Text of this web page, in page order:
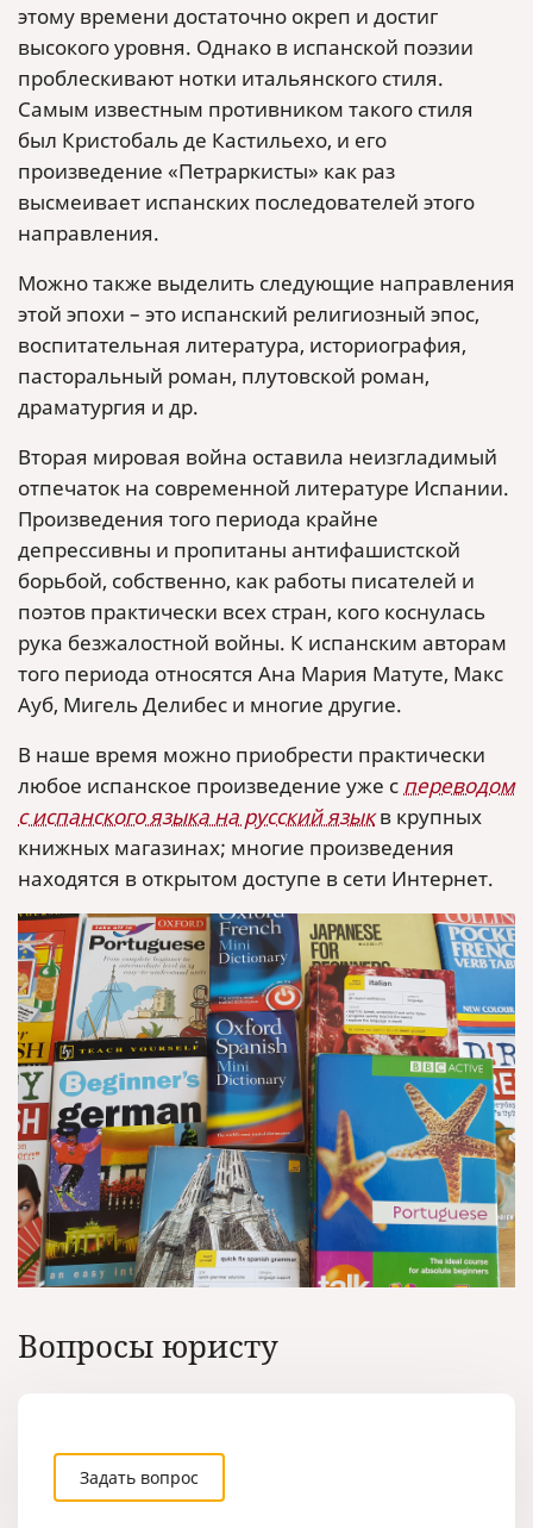
этому времени достаточно окреп и достиг
высокого уровня. Однако в испанской поэзии
проблескивают нотки итальянского стиля.
Самым известным противником такого стиля
был Кристобаль де Кастильехо, и его
произведение «Петраркисты» как раз
высмеивает испанских последователей этого
направления.
Можно также выделить следующие направления
этой эпохи – это испанский религиозный эпос,
воспитательная литература, историография,
пасторальный роман, плутовской роман,
драматургия и др.
Вторая мировая война оставила неизгладимый
отпечаток на современной литературе Испании.
Произведения того периода крайне
депрессивны и пропитаны антифашистской
борьбой, собственно, как работы писателей и
поэтов практически всех стран, кого коснулась
рука безжалостной войны. К испанским авторам
того периода относятся Ана Мария Матуте, Макс
Ауб, Мигель Делибес и многие другие.
В наше время можно приобрести практически
любое испанское произведение уже с переводом
с испанского языка на русский языкв крупных
книжных магазинах; многие произведения
находятся в открытом доступе в сети Интернет.
Вопросы юристу
Задать вопрос